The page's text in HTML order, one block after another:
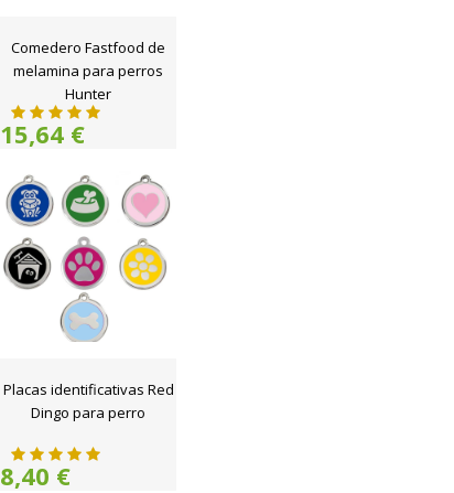
Comedero Fastfood de
melamina para perros
Hunter
15,64 €
Placas identificativas Red
Dingo para perro
8,40 €